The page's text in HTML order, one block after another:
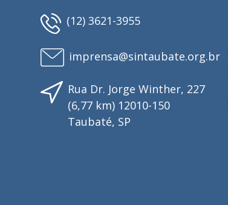
(12) 3621-3955
imprensa@sintaubate.org.br
Rua Dr. Jorge Winther, 227
(6,77 km) 12010-150
Taubaté, SP